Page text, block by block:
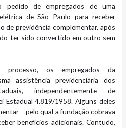
pedido de empregados de uma
de São Paulo para receber
de previdência complementar, após
ter sido convertido em outro sem
processo, os empregados da
assistência previdenciária dos
independentemente de
Estadual 4.819/1958. Alguns deles
– pelo qual a fundação cobrava
benefícios adicionais. Contudo,